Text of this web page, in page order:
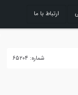
ارتباط با ما
شماره: ۶۵۲۰۴